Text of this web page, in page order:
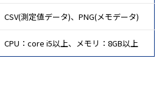
CSV(測定値データ)、PNG(メモデータ)
CPU：core i5以上、メモリ：8GB以上